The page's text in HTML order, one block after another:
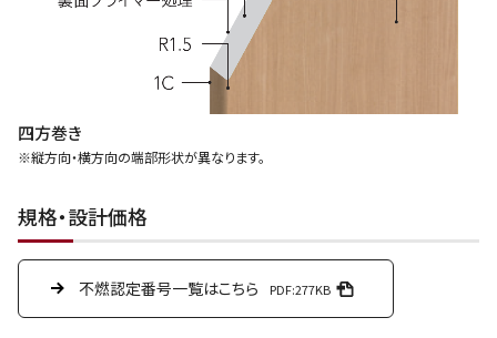
四方巻き
※縦方向・横方向の端部形状が異なります。
規格・設計価格
不燃認定番号一覧はこちら PDF:277KB